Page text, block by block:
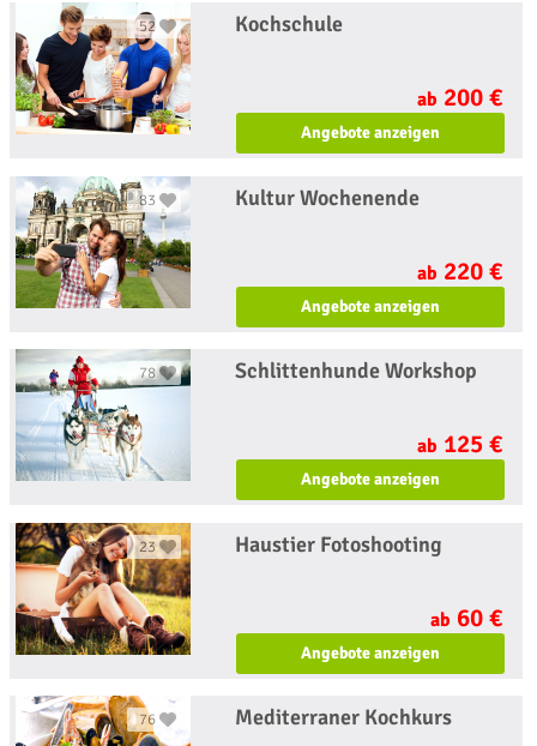
52 Kochschule
ab 200 €
Angebote anzeigen
83 Kultur Wochenende
ab 220 €
Angebote anzeigen
78 Schlittenhunde Workshop
ab 125 €
Angebote anzeigen
23 Haustier Fotoshooting
ab 60 €
Angebote anzeigen
76 Mediterraner Kochkurs